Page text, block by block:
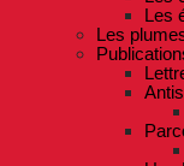
Les
Les